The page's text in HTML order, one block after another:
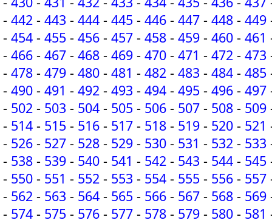
- 442 - 443 - 444 - 445 - 446 - 447 - 448 - 449
- 454 - 455 - 456 - 457 - 458 - 459 - 460 - 461
- 466 - 467 - 468 - 469 - 470 - 471 - 472 - 473
- 478 - 479 - 480 - 481 - 482 - 483 - 484 - 485
- 490 - 491 - 492 - 493 - 494 - 495 - 496 - 497
- 502 - 503 - 504 - 505 - 506 - 507 - 508 - 509
- 514 - 515 - 516 - 517 - 518 - 519 - 520 - 521
- 526 - 527 - 528 - 529 - 530 - 531 - 532 - 533
- 538 - 539 - 540 - 541 - 542 - 543 - 544 - 545
- 550 - 551 - 552 - 553 - 554 - 555 - 556 - 557
- 562 - 563 - 564 - 565 - 566 - 567 - 568 - 569
- 574 - 575 - 576 - 577 - 578 - 579 - 580 - 581